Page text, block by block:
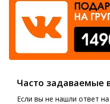
Часто задаваемые
Если вы не нашли ответ